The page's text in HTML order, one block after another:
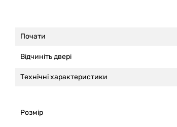
Почати
Відчиніть двері
Технічні характеристики
Розмір